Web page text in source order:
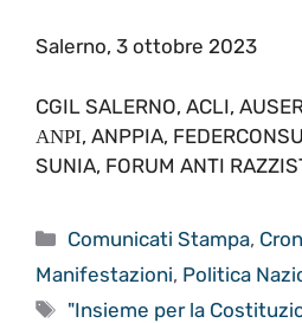
Salerno, 3 ottobre 2023
CGIL SALERNO, ACLI,
ΑΝΡΙ, ANPPIA,
SUNIA, FORUM ANTI
Categorie
Comunicati Stampa,
Manifestazioni, Politica
Tag
"Insieme per la